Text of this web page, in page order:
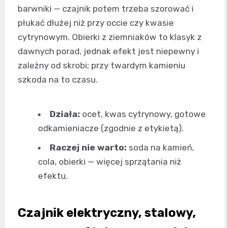
barwniki — czajnik potem trzeba szorować i
płukać dłużej niż przy occie czy kwasie
cytrynowym. Obierki z ziemniaków to klasyk z
dawnych porad, jednak efekt jest niepewny i
zależny od skrobi; przy twardym kamieniu
szkoda na to czasu.
Działa: ocet, kwas cytrynowy, gotowe
odkamieniacze (zgodnie z etykietą).
Raczej nie warto: soda na kamień,
cola, obierki — więcej sprzątania niż
efektu.
Czajnik elektryczny, stalowy,